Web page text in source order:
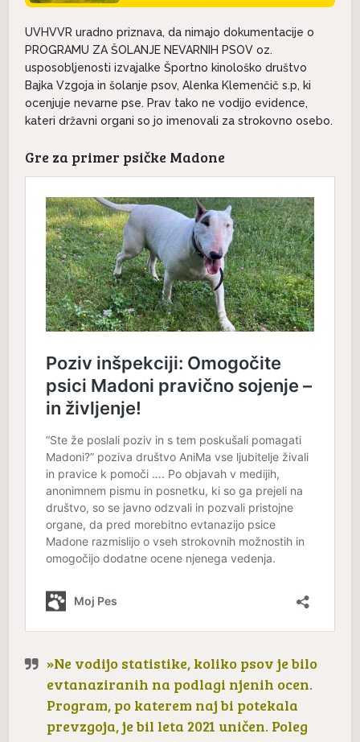
UVHVVR uradno priznava, da nimajo dokumentacije o
PROGRAMU ZA ŠOLANJE NEVARNIH PSOV oz.
usposobljenosti izvajalke Športno kinološko društvo
Bajka Vzgoja in šolanje psov, Alenka Klemenčič s.p, ki
ocenjuje nevarne pse. Prav tako ne vodijo evidence,
kateri državni organi so jo imenovali za strokovno osebo.
Gre za primer psičke Madone
»Ne vodijo statistike, koliko psov je bilo
evtanaziranih na podlagi njenih ocen.
Program, po katerem naj bi potekala
prevzgoja, je bil leta 2021 uničen. Poleg